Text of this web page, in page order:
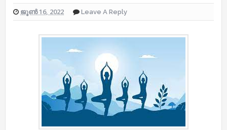
ജൂൺ 16, 2022 Leave A Reply